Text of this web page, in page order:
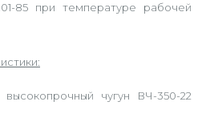
85 при температуре рабочей
чугун ВЧ-350-22